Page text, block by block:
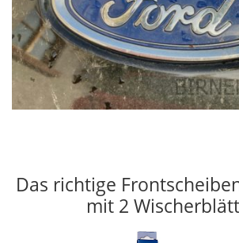
Das richtige
mit 2